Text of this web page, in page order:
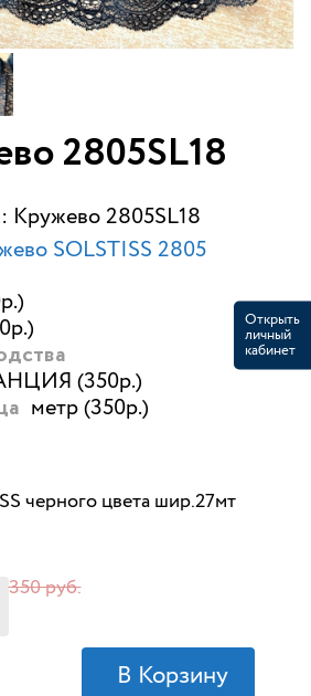
2805SL18
Кружево 2805SL18
SOLSTISS 2805
(350р.)
метр (350р.)
черного цвета шир.27мт
350 руб.
Открыть
личный
кабинет